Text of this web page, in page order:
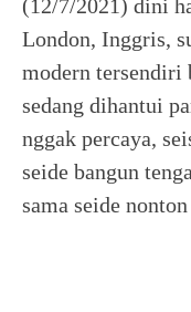
(12/7/2021) dini
London, Inggris,
modern tersendiri
sedang dihantui
nggak percaya,
seide bangun
sama seide